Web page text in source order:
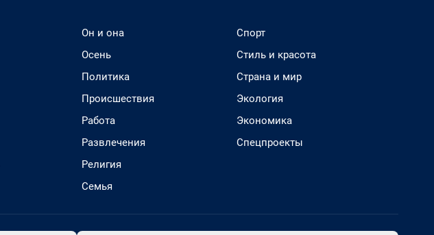
Он и она
Осень
Политика
Происшествия
Работа
Развлечения
Религия
Семья
Спорт
Стиль и красота
Страна и мир
Экология
Экономика
Спецпроекты